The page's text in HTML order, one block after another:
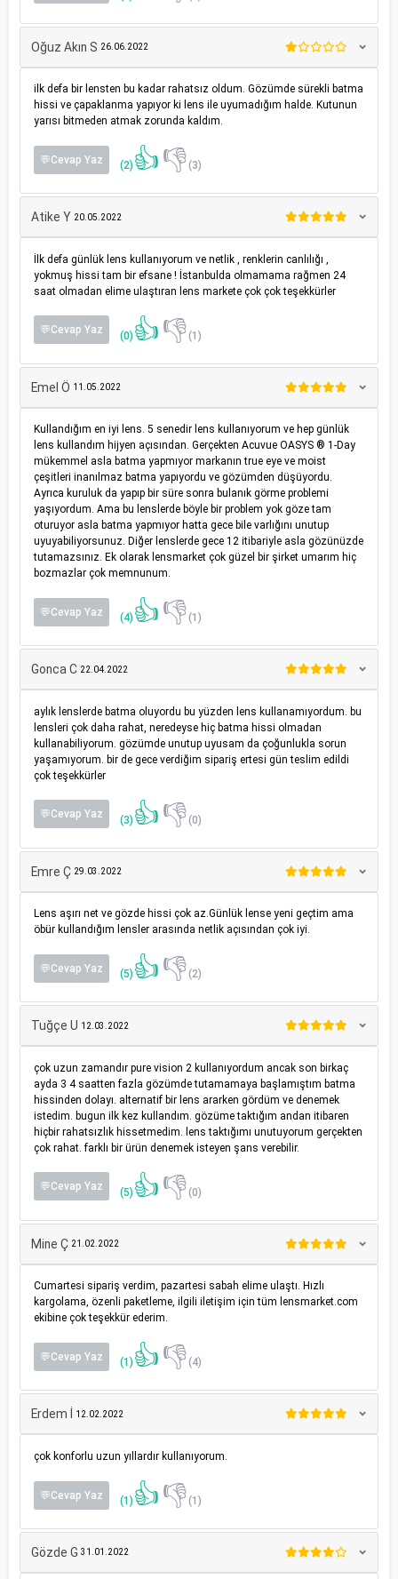
Oğuz Akın S 26.06.2022
ilk defa bir lensten bu kadar rahatsız oldum. Gözümde sürekli batma
hissi ve çapaklanma yapıyor ki lens ile uyumadığım halde. Kutunun
yarısı bitmeden atmak zorunda kaldım.
💬Cevap Yaz (2) 👍👎(3)
Atike Y 20.05.2022
İlk defa günlük lens kullanıyorum ve netlik , renklerin canlılığı ,
yokmuş hissi tam bir efsane ! İstanbulda olmamama rağmen 24
saat olmadan elime ulaştıran lens markete çok çok teşekkürler
💬Cevap Yaz (0) 👍👎(1)
Emel Ö 11.05.2022
Kullandığım en iyi lens. 5 senedir lens kullanıyorum ve hep günlük
lens kullandım hijyen açısından. Gerçekten Acuvue OASYS ® 1-Day
mükemmel asla batma yapmıyor markanın true eye ve moist
çeşitleri inanılmaz batma yapıyordu ve gözümden düşüyordu.
Ayrıca kuruluk da yapıp bir süre sonra bulanık görme problemi
yaşıyordum. Ama bu lenslerde böyle bir problem yok göze tam
oturuyor asla batma yapmıyor hatta gece bile varlığını unutup
uyuyabiliyorsunuz. Diğer lenslerde gece 12 itibariyle asla gözünüzde
tutamazsınız. Ek olarak lensmarket çok güzel bir şirket umarım hiç
bozmazlar çok memnunum.
💬Cevap Yaz (4) 👍👎(1)
Gonca C 22.04.2022
aylık lenslerde batma oluyordu bu yüzden lens kullanamıyordum. bu
lensleri çok daha rahat, neredeyse hiç batma hissi olmadan
kullanabiliyorum. gözümde unutup uyusam da çoğunlukla sorun
yaşamıyorum. bir de gece verdiğim sipariş ertesi gün teslim edildi
çok teşekkürler
💬Cevap Yaz (3) 👍👎(0)
Emre Ç 29.03.2022
Lens aşırı net ve gözde hissi çok az.Günlük lense yeni geçtim ama
öbür kullandığım lensler arasında netlik açısından çok iyi.
💬Cevap Yaz (5) 👍👎(2)
Tuğçe U 12.03.2022
çok uzun zamandır pure vision 2 kullanıyordum ancak son birkaç
ayda 3 4 saatten fazla gözümde tutamamaya başlamıştım batma
hissinden dolayı. alternatif bir lens ararken gördüm ve denemek
istedim. bugun ilk kez kullandım. gözüme taktığım andan itibaren
hiçbir rahatsızlık hissetmedim. lens taktığımı unutuyorum gerçekten
çok rahat. farklı bir ürün denemek isteyen şans verebilir.
💬Cevap Yaz (5) 👍👎(0)
Mine Ç 21.02.2022
Cumartesi sipariş verdim, pazartesi sabah elime ulaştı. Hızlı
kargolama, özenli paketleme, ilgili iletişim için tüm lensmarket.com
ekibine çok teşekkür ederim.
💬Cevap Yaz (1) 👍👎(4)
Erdem İ 12.02.2022
çok konforlu uzun yıllardır kullanıyorum.
💬Cevap Yaz (1) 👍👎(1)
Gözde G 31.01.2022